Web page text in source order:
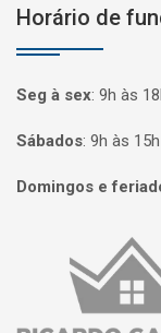
Horário de
Seg à sex: 9h às
Sábados: 9h às 15h
Domingos e
Página inicial